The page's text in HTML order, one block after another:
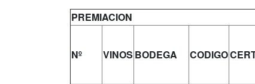
PREMIACION
Nº VINOS BODEGA CODIGO